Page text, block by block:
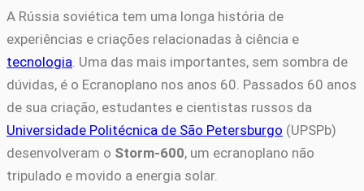
A Rússia soviética tem uma longa história de
experiências e criações relacionadas à ciência e
tecnologia . Uma das mais importantes, sem sombra de
dúvidas, é o Ecranoplano nos anos 60. Passados 60 anos
de sua criação, estudantes e cientistas russos da
Universidade Politécnica de São Petersburgo (UPSPb)
desenvolveram o Storm-600, um ecranoplano não
tripulado e movido a energia solar.